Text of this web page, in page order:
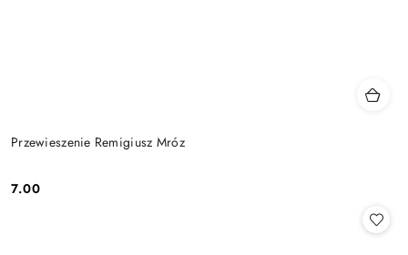
Przewieszenie Remigiusz Mróz
Cena:
7.00